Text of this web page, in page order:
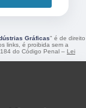
Gráficas" é de direito
links, é proibida sem a
do Código Penal – Lei